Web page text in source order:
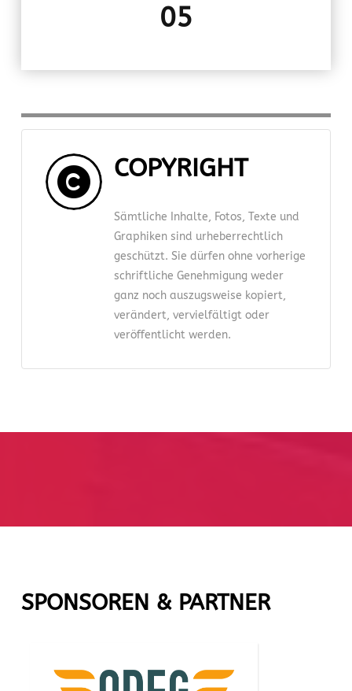
05
COPYRIGHT
Sämtliche Inhalte, Fotos, Texte und
Graphiken sind urheberrechtlich
geschützt. Sie dürfen ohne vorherige
schriftliche Genehmigung weder
ganz noch auszugsweise kopiert,
verändert, vervielfältigt oder
veröffentlicht werden.
SPONSOREN & PARTNER